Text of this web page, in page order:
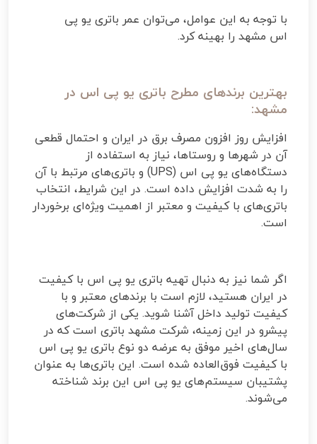
با توجه به این عوامل، می‌توان عمر باتری یو پی
اس مشهد را بهینه کرد.
بهترین برندهای مطرح باتری یو پی اس در
مشهد:
افزایش روز افزون مصرف برق در ایران و احتمال قطعی
آن در شهرها و روستاها، نیاز به استفاده از
دستگاه‌های یو پی اس (UPS) و باتری‌های مرتبط با آن
را به شدت افزایش داده است. در این شرایط، انتخاب
باتری‌های با کیفیت و معتبر از اهمیت ویژه‌ای برخوردار
است.
اگر شما نیز به دنبال تهیه باتری یو پی اس با کیفیت
در ایران هستید، لازم است با برندهای معتبر و با
کیفیت تولید داخل آشنا شوید. یکی از شرکت‌های
پیشرو در این زمینه، شرکت مشهد باتری است که در
سال‌های اخیر موفق به عرضه دو نوع باتری یو پی اس
با کیفیت فوق‌العاده شده است. این باتری‌ها به عنوان
پشتیبان سیستم‌های یو پی اس این برند شناخته
می‌شوند.